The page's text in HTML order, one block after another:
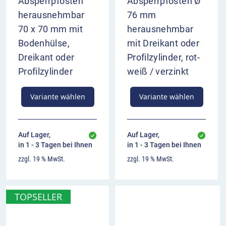
herausnehmbar
70 x 70 mm mit
Bodenhülse,
Dreikant oder
Profilzylinder
Variante wählen
Auf Lager,
in 1 - 3 Tagen bei Ihnen
zzgl. 19 % MwSt.
76 mm
herausnehmbar
mit Dreikant oder
Profilzylinder, rot-
weiß / verzinkt
Variante wählen
Auf Lager,
in 1 - 3 Tagen bei Ihnen
zzgl. 19 % MwSt.
TOPSELLER